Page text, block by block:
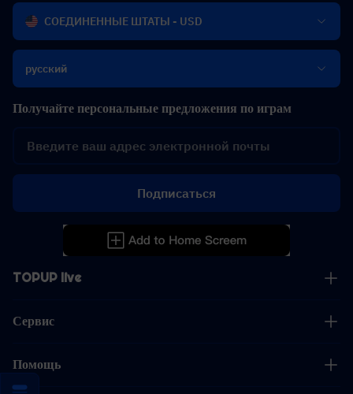
СОЕДИНЕННЫЕ ШТАТЫ - USD
русский
TOPUP live
Сервис
Помощь
Получайте персональные предложения по играм
Подписаться